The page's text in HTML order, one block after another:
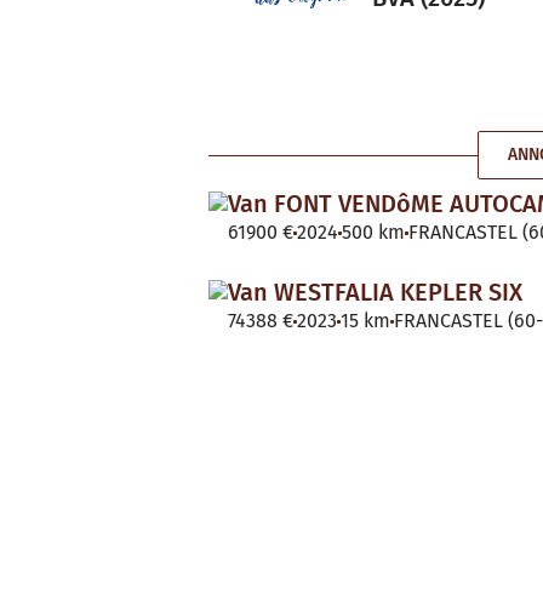
Van FONT VENDôME
61900 €2024 500 km FRANCASTEL
Van WESTFALIA KEPLER SIX
74388 €2023 15 km FRANCASTEL